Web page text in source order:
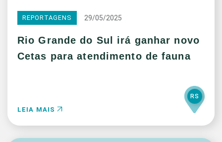
REPORTAGENS 29/05/2025
Rio Grande do Sul irá ganhar novo
Cetas para atendimento de fauna
LEIA MAIS
RS